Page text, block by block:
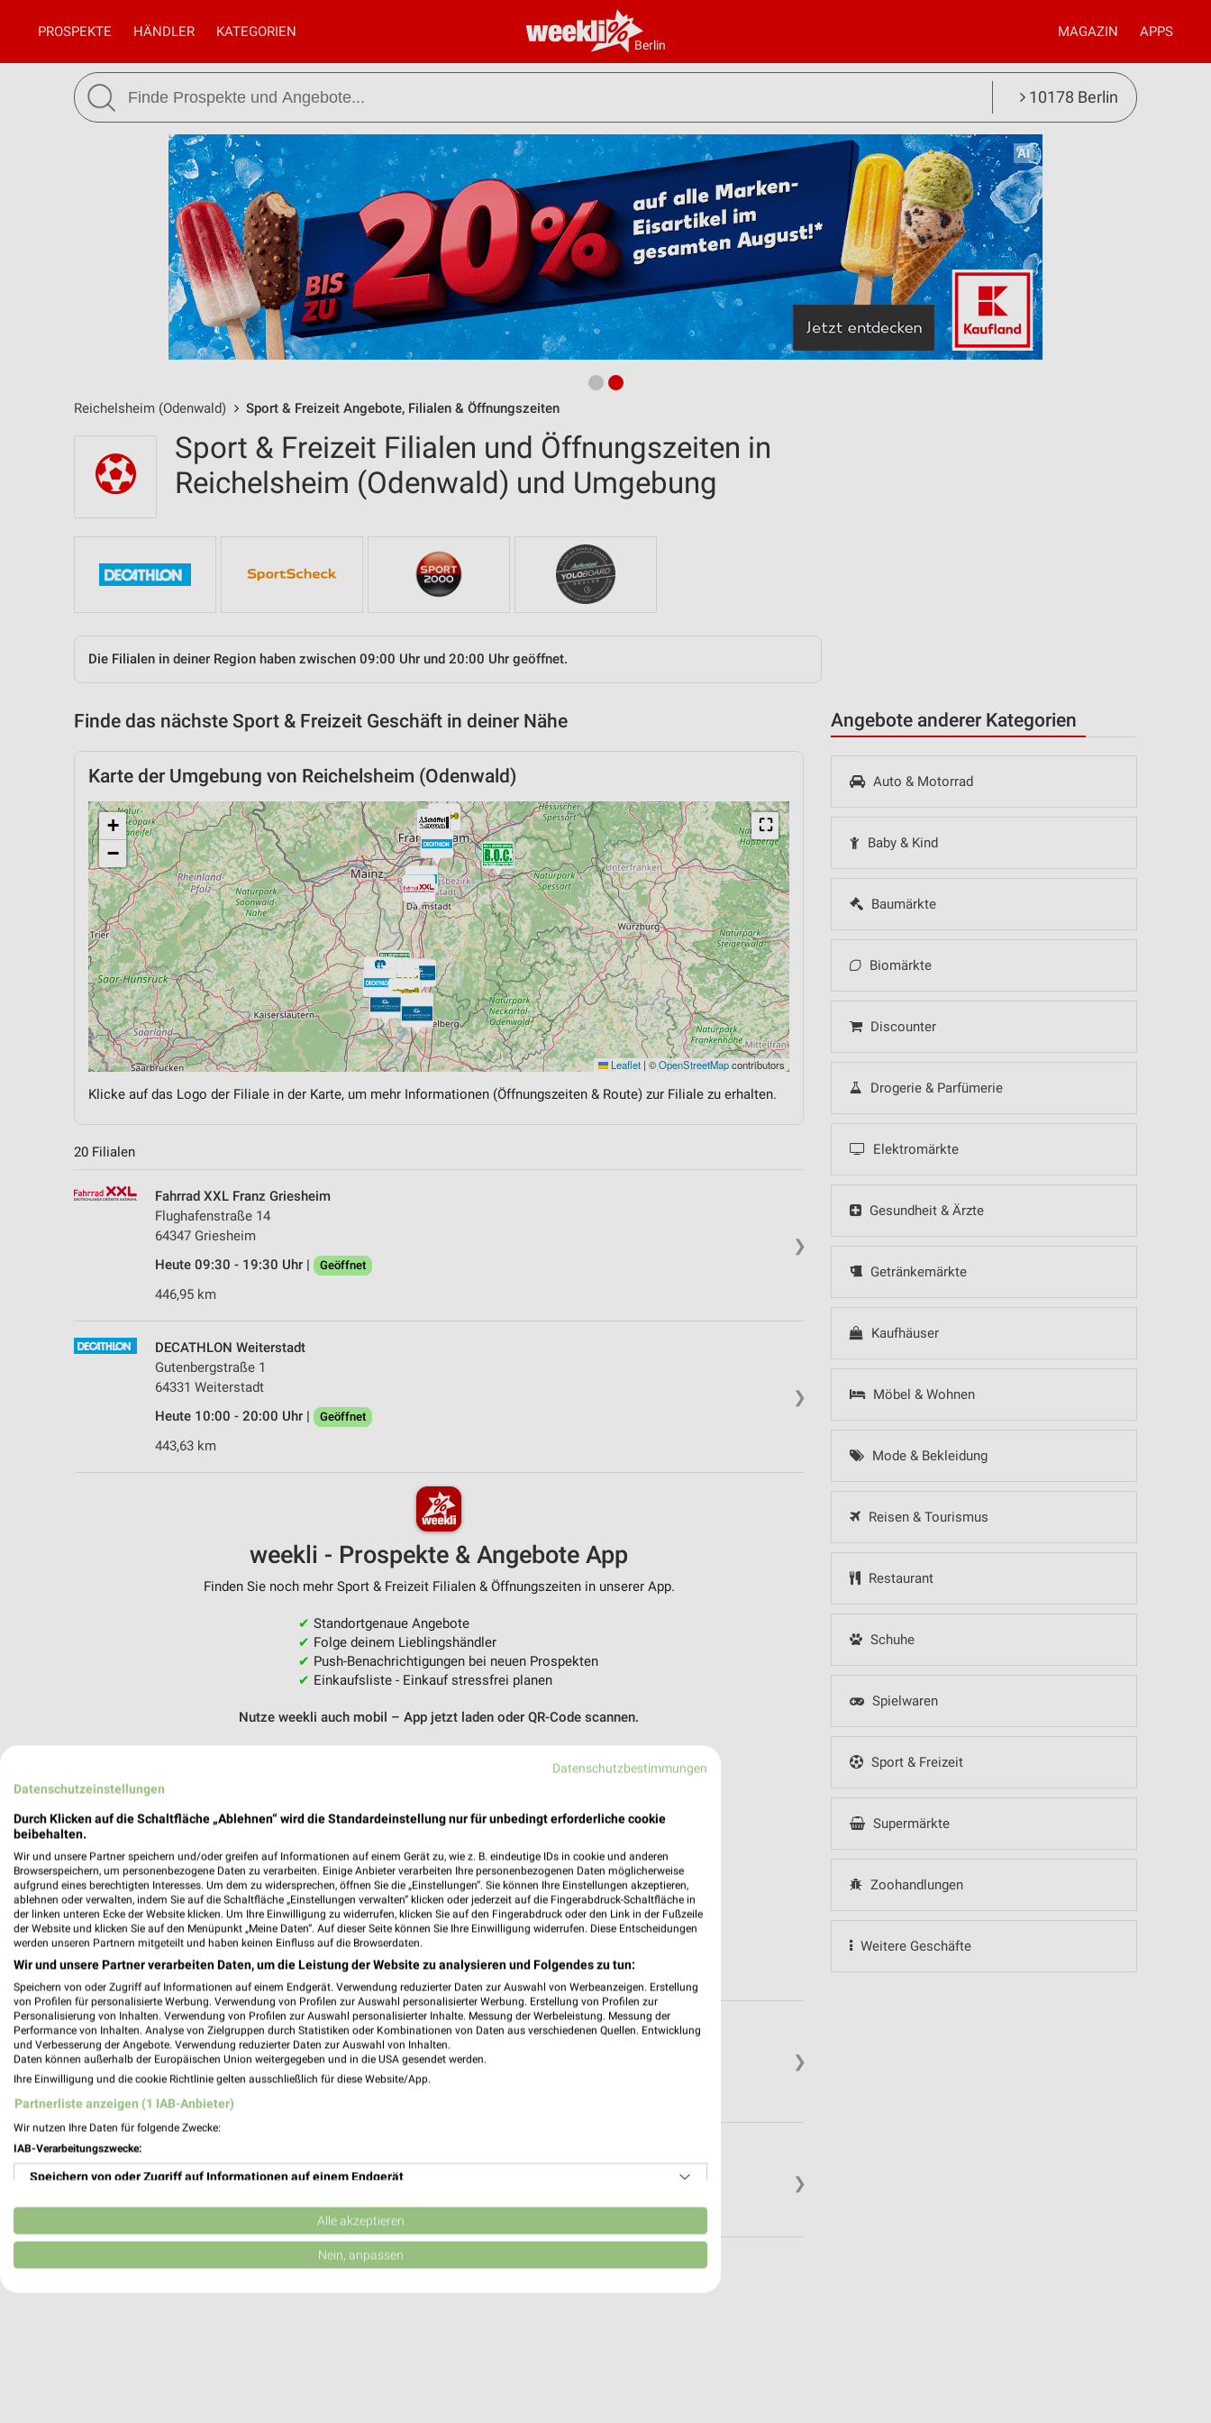
Berlin
PROSPEKTE HÄNDLER KATEGORIEN MAGAZIN APPS
10178 Berlin
Reichelsheim (Odenwald) Sport & Freizeit Angebote, Filialen & Öffnungszeiten
Angebote anderer Kategorien
Auto & Motorrad
Baby & Kind
Baumärkte
Biomärkte
Discounter
Drogerie & Parfümerie
Elektromärkte
Gesundheit & Ärzte
Getränkemärkte
Kaufhäuser
Möbel & Wohnen
Mode & Bekleidung
Reisen & Tourismus
Restaurant
Schuhe
Spielwaren
Sport & Freizeit
Supermärkte
Zoohandlungen
Weitere Geschäfte
Sport & Freizeit Filialen und Öffnungszeiten in
Reichelsheim (Odenwald) und Umgebung
Die Filialen in deiner Region haben zwischen 09:00 Uhr und 20:00 Uhr geöffnet.
Finde das nächste Sport & Freizeit Geschäft in deiner Nähe
Karte der Umgebung von Reichelsheim (Odenwald)
⛶
+
−
Leaflet | ©OpenStreetMapcontributors
Klicke auf das Logo der Filiale in der Karte, um mehr Informationen (Öffnungszeiten & Route) zur Filiale zu erhalten.
20 Filialen
❯
Fahrrad XXL Franz Griesheim
Flughafenstraße 14
64347 Griesheim
Heute 09:30 - 19:30 Uhr |
Geöffnet
446,95 km
❯
DECATHLON Weiterstadt
Gutenbergstraße 1
64331 Weiterstadt
Heute 10:00 - 20:00 Uhr |
Geöffnet
443,63 km
weekli - Prospekte & Angebote App
Finden Sie noch mehr Sport & Freizeit Filialen & Öffnungszeiten in unserer App.
✔ Standortgenaue Angebote
✔ Folge deinem Lieblingshändler
✔ Push-Benachrichtigungen bei neuen Prospekten
✔ Einkaufsliste - Einkauf stressfrei planen
Nutze weekli auch mobil – App jetzt laden oder QR-Code scannen.
❯
Gutperle Golf Courses - Golfclub Heddesheim Viernheim
Gut Neuzenhof
68519 Viernheim
472,88 km
❯
Alte Mannheimer Str. 5
Datenschutzbestimmungen
Datenschutzeinstellungen
Durch Klicken auf die Schaltfläche „Ablehnen“ wird die Standardeinstellung nur für unbedingt erforderliche cookie
beibehalten.
Wir und unsere Partner speichern und/oder greifen auf Informationen auf einem Gerät zu, wie z. B. eindeutige IDs in cookie und anderen
Browserspeichern, um personenbezogene Daten zu verarbeiten. Einige Anbieter verarbeiten Ihre personenbezogenen Daten möglicherweise
aufgrund eines berechtigten Interesses. Um dem zu widersprechen, öffnen Sie die „Einstellungen“. Sie können Ihre Einstellungen akzeptieren,
ablehnen oder verwalten, indem Sie auf die Schaltfläche „Einstellungen verwalten“ klicken oder jederzeit auf die Fingerabdruck-Schaltfläche in
der linken unteren Ecke der Website klicken. Um Ihre Einwilligung zu widerrufen, klicken Sie auf den Fingerabdruck oder den Link in der Fußzeile
der Website und klicken Sie auf den Menüpunkt „Meine Daten“. Auf dieser Seite können Sie Ihre Einwilligung widerrufen. Diese Entscheidungen
werden unseren Partnern mitgeteilt und haben keinen Einfluss auf die Browserdaten.
Wir und unsere Partner verarbeiten Daten, um die Leistung der Website zu analysieren und Folgendes zu tun:
Speichern von oder Zugriff auf Informationen auf einem Endgerät. Verwendung reduzierter Daten zur Auswahl von Werbeanzeigen. Erstellung
von Profilen für personalisierte Werbung. Verwendung von Profilen zur Auswahl personalisierter Werbung. Erstellung von Profilen zur
Personalisierung von Inhalten. Verwendung von Profilen zur Auswahl personalisierter Inhalte. Messung der Werbeleistung. Messung der
Performance von Inhalten. Analyse von Zielgruppen durch Statistiken oder Kombinationen von Daten aus verschiedenen Quellen. Entwicklung
und Verbesserung der Angebote. Verwendung reduzierter Daten zur Auswahl von Inhalten.
Daten können außerhalb der Europäischen Union weitergegeben und in die USA gesendet werden.
Ihre Einwilligung und die cookie Richtlinie gelten ausschließlich für diese Website/App.
Partnerliste anzeigen (1 IAB-Anbieter)
Wir nutzen Ihre Daten für folgende Zwecke:
IAB-Verarbeitungszwecke:
Speichern von oder Zugriff auf Informationen auf einem Endgerät
Verwendung reduzierter Daten zur Auswahl von Werbeanzeigen
Erstellung von Profilen für personalisierte Werbung
Alle akzeptieren
Nein, anpassen